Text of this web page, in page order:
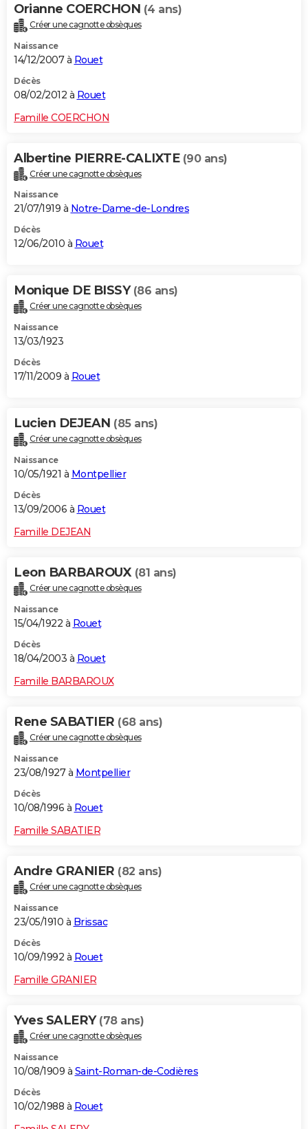
Orianne COERCHON (4 ans)
Créer une cagnotte obsèques
Naissance
14/12/2007 à Rouet
Décès
08/02/2012 à Rouet
Famille COERCHON
Albertine PIERRE-CALIXTE (90 ans)
Créer une cagnotte obsèques
Naissance
21/07/1919 à Notre-Dame-de-Londres
Décès
12/06/2010 à Rouet
Monique DE BISSY (86 ans)
Créer une cagnotte obsèques
Naissance
13/03/1923
Décès
17/11/2009 à Rouet
Lucien DEJEAN (85 ans)
Créer une cagnotte obsèques
Naissance
10/05/1921 à Montpellier
Décès
13/09/2006 à Rouet
Famille DEJEAN
Leon BARBAROUX (81 ans)
Créer une cagnotte obsèques
Naissance
15/04/1922 à Rouet
Décès
18/04/2003 à Rouet
Famille BARBAROUX
Rene SABATIER (68 ans)
Créer une cagnotte obsèques
Naissance
23/08/1927 à Montpellier
Décès
10/08/1996 à Rouet
Famille SABATIER
Andre GRANIER (82 ans)
Créer une cagnotte obsèques
Naissance
23/05/1910 à Brissac
Décès
10/09/1992 à Rouet
Famille GRANIER
Yves SALERY (78 ans)
Créer une cagnotte obsèques
Naissance
10/08/1909 à Saint-Roman-de-Codières
Décès
10/02/1988 à Rouet